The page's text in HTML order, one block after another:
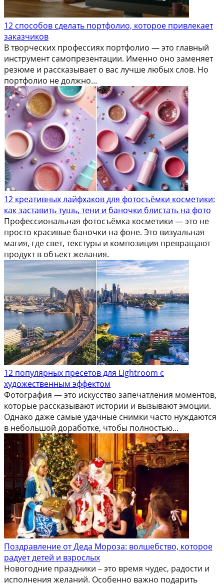
12 способов сделать портфолио, которое привлекает
заказчиков
В творческих профессиях портфолио — это главный
инструмент самопрезентации. Именно оно заменяет
резюме и рассказывает о вас лучше любых слов. Но
портфолио не должно...
12 креативных лайфхаков для фотосъёмки косметики:
как заставить тушь, тени и баночки блистать на фото
Профессиональная фотосъёмка косметики — это не
просто красивые баночки на фоне. Это визуальная
магия, где свет, текстуры и композиция превращают
продукт в объект желания.
12 популярных пресетов для Lightroom с
художественным эффектом
Фотография — это искусство запечатления моментов,
которые рассказывают истории и вызывают эмоции.
Однако даже самые удачные снимки часто нуждаются
в небольшой доработке, чтобы полностью...
Поздравление от Деда Мороза: волшебство, которое
радует детей и взрослых
Новогодние праздники – это время чудес, радости и
исполнения желаний. Особенно важно подарить